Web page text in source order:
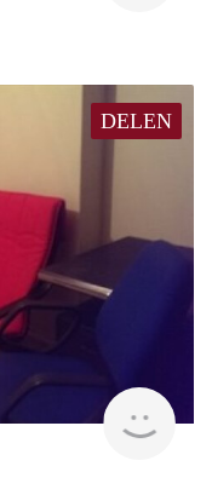
DELEN